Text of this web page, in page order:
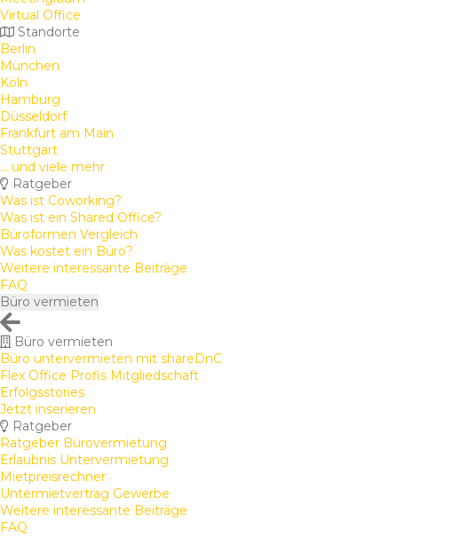
Virtual Office
Standorte
Berlin
München
Köln
Hamburg
Düsseldorf
Frankfurt am Main
Stuttgart
... und viele mehr
Ratgeber
Was ist Coworking?
Was ist ein Shared Office?
Büroformen Vergleich
Was kostet ein Büro?
Weitere interessante Beiträge
FAQ
Büro vermieten
Büro vermieten
Büro untervermieten mit shareDnC
Flex Office Profis Mitgliedschaft
Erfolgsstories
Jetzt inserieren
Ratgeber
Ratgeber Bürovermietung
Erlaubnis Untervermietung
Mietpreisrechner
Untermietvertrag Gewerbe
Weitere interessante Beiträge
FAQ